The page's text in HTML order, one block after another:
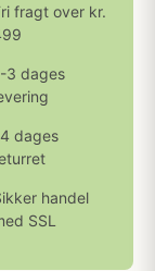
fragt over kr.
3 dages
dages
handel
SSL